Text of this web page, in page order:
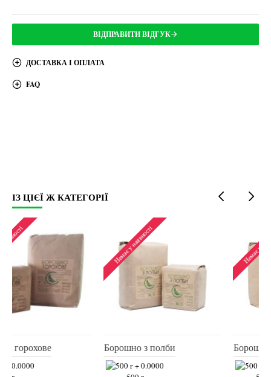
ВІДПРАВИТИ ВІДГУК
ДОСТАВКА І ОПЛАТА
FAQ
ІЗ ЦІЄЇ Ж КАТЕГОРІЇ
Немає у наявності
Борошно з полби
Немає у наявності
Борошно зеленої гречки